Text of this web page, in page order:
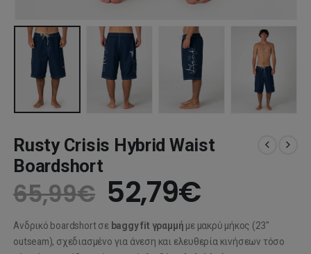
Rusty Crisis Hybrid Waist
Boardshort
65,99€ Original
price
52,79€Η
Ανδρικό boardshort σε baggy fit γραμμή με μακρύ μήκος (23″
outseam), σχεδιασμένο για άνεση και ελευθερία κινήσεων τόσο